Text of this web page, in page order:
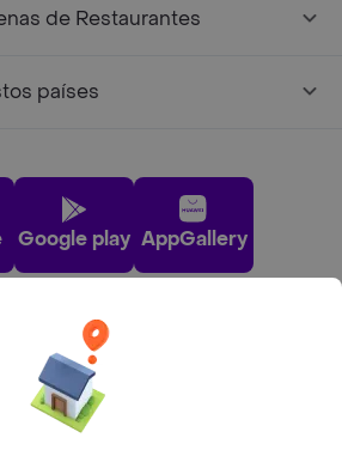
de Restaurantes
países
Google play AppGallery
cerca de ti